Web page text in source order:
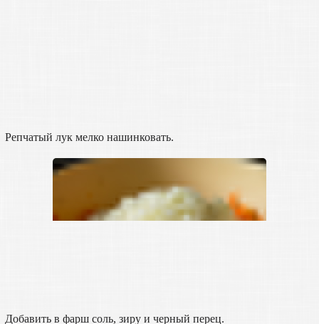
Репчатый лук мелко нашинковать.
Добавить в фарш соль, зиру и черный перец.